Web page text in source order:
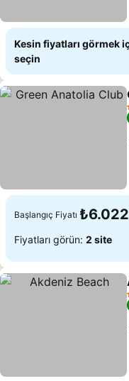
Kesin fiyatları görmek
seçin
Başlangıç Fiyatı ₺6.022
Fiyatları görün: 2 site